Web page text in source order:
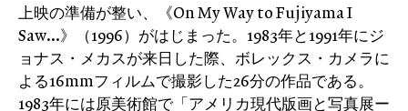
上映の準備が整い、《On My Way to Fujiyama I
Saw…》（1996）がはじまった。1983年と1991年にジ
ョナス・メカスが来日した際、ボレックス・カメラに
よる16mmフィルムで撮影した26分の作品である。
1983年には原美術館で「アメリカ現代版画と写真展ー